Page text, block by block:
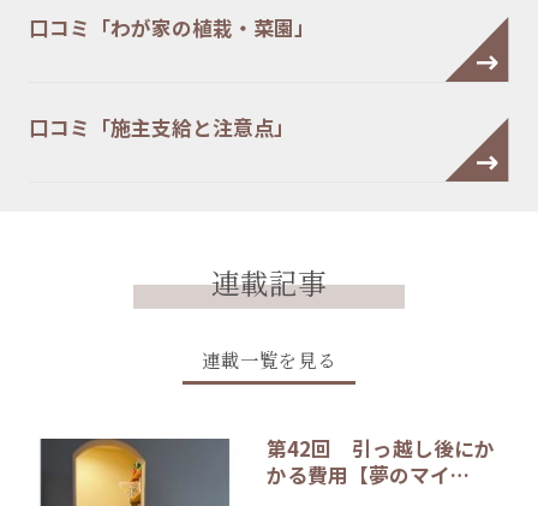
口コミ「わが家の植栽・菜園」
口コミ「施主支給と注意点」
連載記事
連載一覧を見る
第42回 引っ越し後にか
かる費用【夢のマイ…